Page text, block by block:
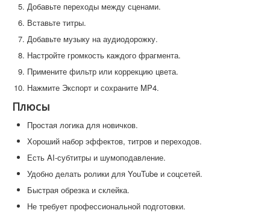
Добавьте переходы между сценами.
Вставьте титры.
Добавьте музыку на аудиодорожку.
Настройте громкость каждого фрагмента.
Примените фильтр или коррекцию цвета.
Нажмите Экспорт и сохраните MP4.
Плюсы
Простая логика для новичков.
Хороший набор эффектов, титров и переходов.
Есть AI-субтитры и шумоподавление.
Удобно делать ролики для YouTube и соцсетей.
Быстрая обрезка и склейка.
Не требует профессиональной подготовки.